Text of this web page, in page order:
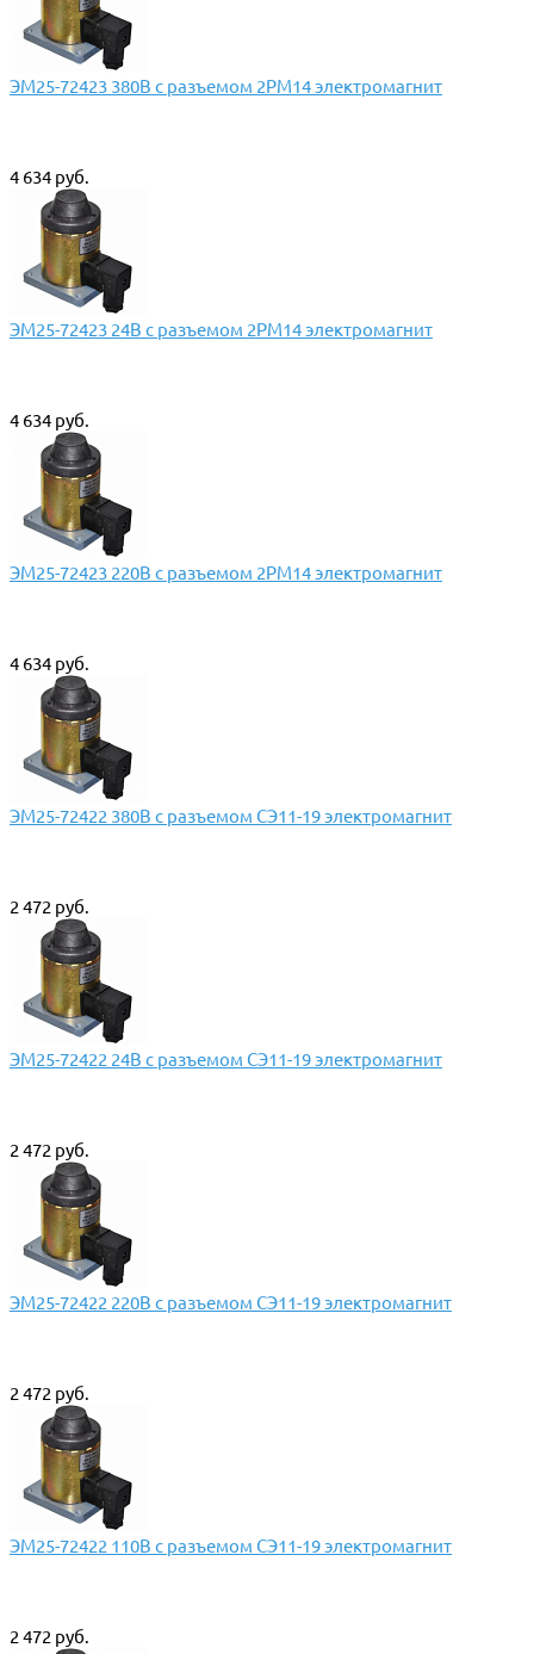
ЭМ25-72423 380В с разъемом 2РМ14 электромагнит
4 634 руб.
ЭМ25-72423 24В с разъемом 2РМ14 электромагнит
4 634 руб.
ЭМ25-72423 220В с разъемом 2РМ14 электромагнит
4 634 руб.
ЭМ25-72422 380В с разъемом СЭ11-19 электромагнит
2 472 руб.
ЭМ25-72422 24В с разъемом СЭ11-19 электромагнит
2 472 руб.
ЭМ25-72422 220В с разъемом СЭ11-19 электромагнит
2 472 руб.
ЭМ25-72422 110В с разъемом СЭ11-19 электромагнит
2 472 руб.